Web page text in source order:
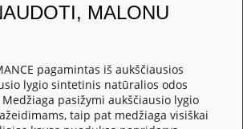
MALONU
pagamintas iš aukščiausios
lygio sintetinis natūralios odos
pasižymi aukščiausio lygio
taip pat medžiaga visiškai